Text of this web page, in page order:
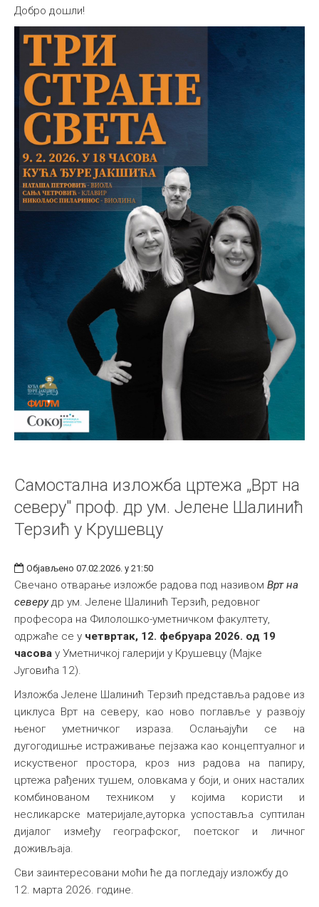
Добро дошли!
Самостална изложба цртежа „Врт на
северу" проф. др ум. Јелене Шалинић
Терзић у Крушевцу
Објављено 07.02.2026. у 21:50
Свечано отварање изложбе радова под називом Врт на
северу др ум. Јелене Шалинић Терзић, редовног
професора на Филолошко-уметничком факултету,
одржаће се у четвртак, 12. фебруара 2026. од 19
часова у Уметничкој галерији у Крушевцу (Мајке
Југовића 12).
Изложба Јелене Шалинић Терзић представља радове из
циклуса Врт на северу, као ново поглавље у развоју
њеног уметничког израза. Ослањајући се на
дугогодишње истраживање пејзажа као концептуалног и
искуственог простора, кроз низ радова на папиру,
цртежа рађених тушем, оловкама у боји, и оних насталих
комбинованом техником у којима користи и
несликарске материјале,ауторка успоставља суптилан
дијалог између географског, поетског и личног
доживљаја.
Сви заинтересовани моћи ће да погледају изложбу до
12. марта 2026. године.